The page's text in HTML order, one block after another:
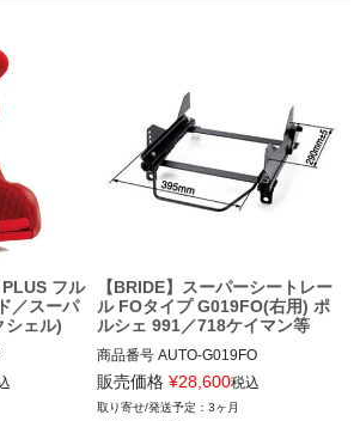
PLUS フル
／スーパ
シェル)
【BRIDE】スーパーシートレー
ル FOタイプ G019FO(右用) ポ
ルシェ 991／718ケイマン等
商品番号 AUTO-G019FO
メーカー品番：G019FO
販売価格 ¥28,600税込
3ヶ月